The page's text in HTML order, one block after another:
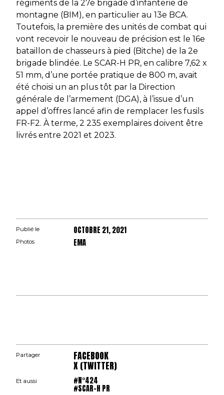
régiments de la 27e brigade d’infanterie de
montagne (BIM), en particulier au 13e BCA.
Toutefois, la première des unités de combat qui
vont recevoir le nouveau de précision est le 16e
bataillon de chasseurs à pied (Bitche) de la 2e
brigade blindée. Le SCAR-H PR, en calibre 7,62 x
51 mm, d’une portée pratique de 800 m, avait
été choisi un an plus tôt par la Direction
générale de l’armement (DGA), à l’issue d’un
appel d’offres lancé afin de remplacer les fusils
FR-F2. À terme, 2 235 exemplaires doivent être
livrés entre 2021 et 2023.
Publié le OCTOBRE 21, 2021
Photos EMA
Partager FACEBOOK
X (TWITTER)
Et aussi #N°424
#SCAR-H PR